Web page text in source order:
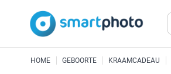
HOME GEBOORTE KRAAMCADEAU